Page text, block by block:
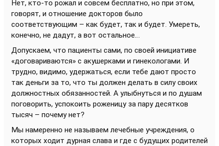
Нет, кто-то рожал и совсем бесплатно, но при этом,
говорят, и отношение докторов было
соответствующим – как будет, так и будет. Умереть,
конечно, не дадут, а вот остальное…
Допускаем, что пациенты сами, по своей инициативе
«договариваются» с акушерками и гинекологами. И
трудно, видимо, удержаться, если тебе дают просто
так деньги за то, что ты должен делать в силу своих
должностных обязанностей. А улыбнуться и по душам
поговорить, успокоить роженицу за пару десятков
тысяч – почему нет?
Мы намеренно не называем лечебные учреждения, о
которых ходит дурная слава и где с будущих родителей